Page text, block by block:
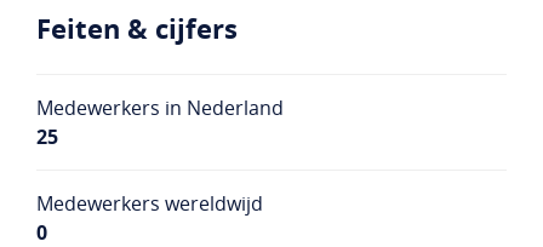
Feiten & cijfers
Medewerkers in Nederland
25
Medewerkers wereldwijd
0